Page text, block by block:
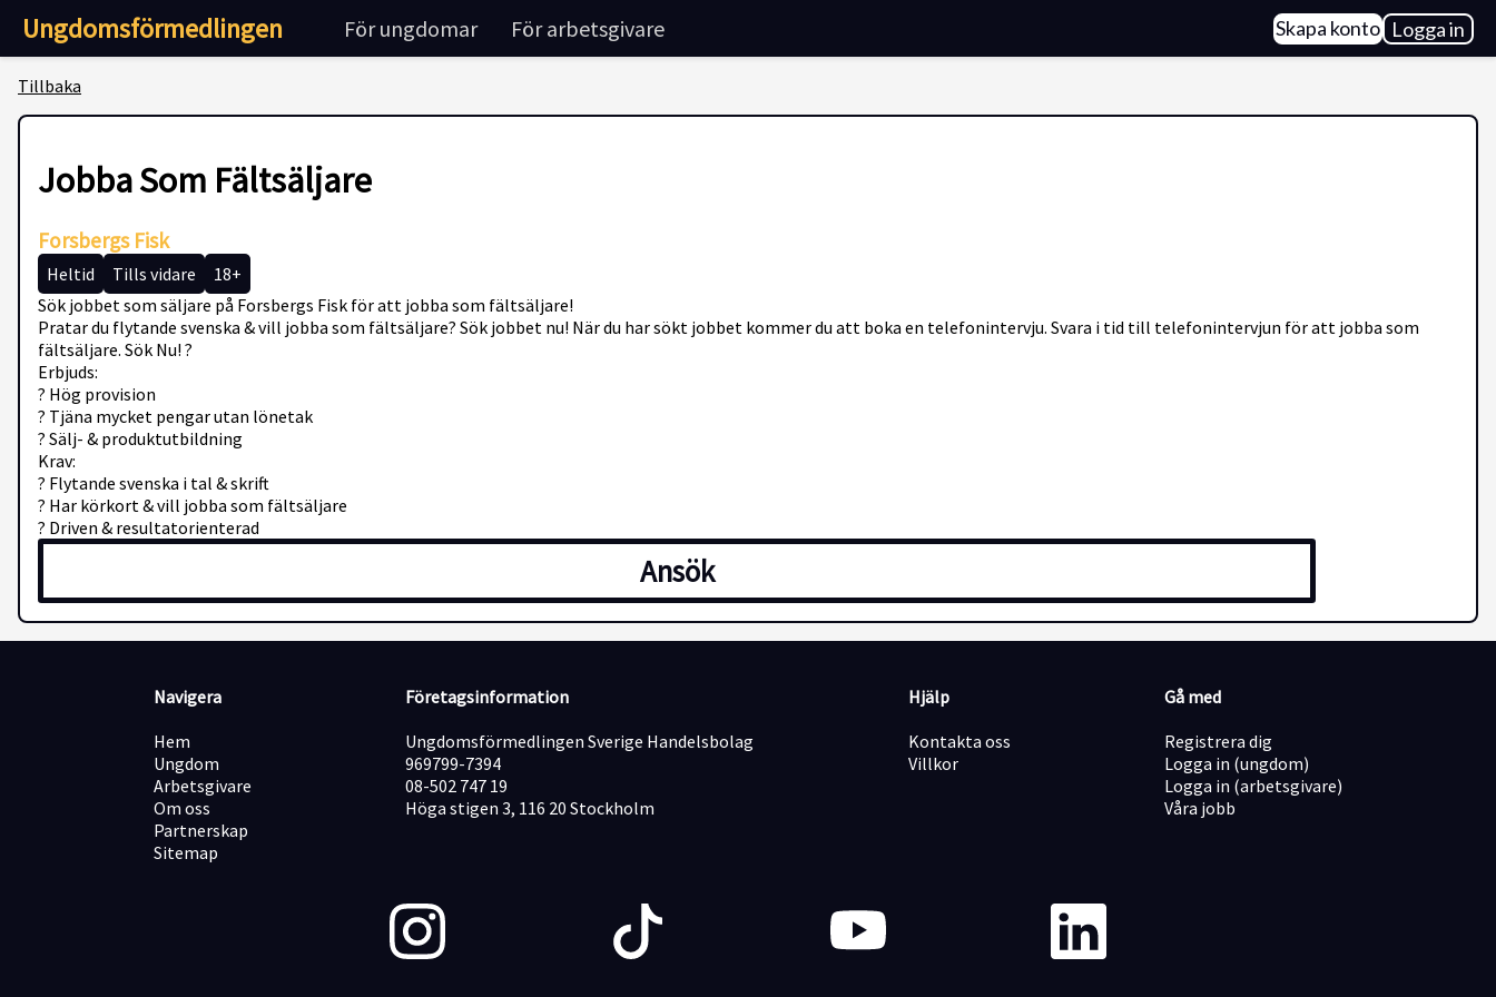
Ungdomsförmedlingen För ungdomar För arbetsgivare Skapa konto Logga in
Tillbaka
Jobba Som Fältsäljare
Forsbergs Fisk
Heltid Tills vidare
18+
Sök jobbet som säljare på Forsbergs Fisk för att jobba som fältsäljare!
Pratar du flytande svenska & vill jobba som fältsäljare? Sök jobbet nu! När du har sökt jobbet kommer du att boka en telefonintervju. Svara i tid till telefonintervjun för att jobba som
fältsäljare. Sök Nu! ?
Erbjuds:
? Hög provision
? Tjäna mycket pengar utan lönetak
? Sälj- & produktutbildning
Krav:
? Flytande svenska i tal & skrift
? Har körkort & vill jobba som fältsäljare
? Driven & resultatorienterad
Ansök
Navigera
Hem
Ungdom
Arbetsgivare
Om oss
Partnerskap
Sitemap
Företagsinformation
Ungdomsförmedlingen Sverige Handelsbolag
969799-7394
08-502 747 19
Höga stigen 3, 116 20 Stockholm
Hjälp
Kontakta oss
Villkor
Gå med
Registrera dig
Logga in (ungdom)
Logga in (arbetsgivare)
Våra jobb